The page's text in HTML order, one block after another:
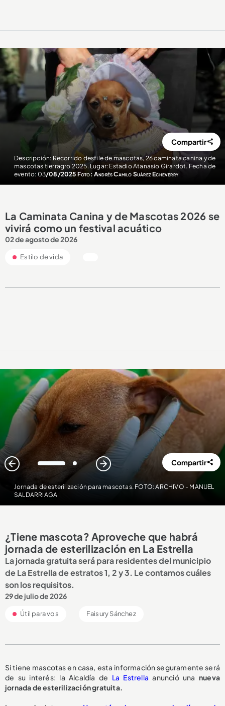
Descripción: Recorrido desfile de mascotas, 26 caminata canina y de
mascotas tierragro 2025. Lugar: Estadio Atanasio Girardot. Fecha de
evento: 03/08/2025 Foto: Andrés Camilo Suárez Echeverry
Compartir
La Caminata Canina y de Mascotas 2026 se
vivirá como un festival acuático
02 de agosto de 2026
Estilo de vida
Jornada de esterilización para mascotas. FOTO: ARCHIVO - MANUEL
SALDARRIAGA
1 2 Compartir
¿Tiene mascota? Aproveche que habrá
jornada de esterilización en La Estrella
La jornada gratuita será para residentes del municipio
de La Estrella de estratos 1, 2 y 3. Le contamos cuáles
son los requisitos.
29 de julio de 2026
Útil para vos Faisury Sánchez
Si tiene mascotas en casa, esta información seguramente será
de su interés: la Alcaldía de La Estrella anunció unanueva
jornada de esterilización gratuita.